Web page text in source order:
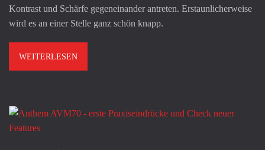
Kontrast und Schärfe gegeneinander antreten. Erstaunlicherweise
wird es an einer Stelle ganz schön knapp.
WEITERLESEN